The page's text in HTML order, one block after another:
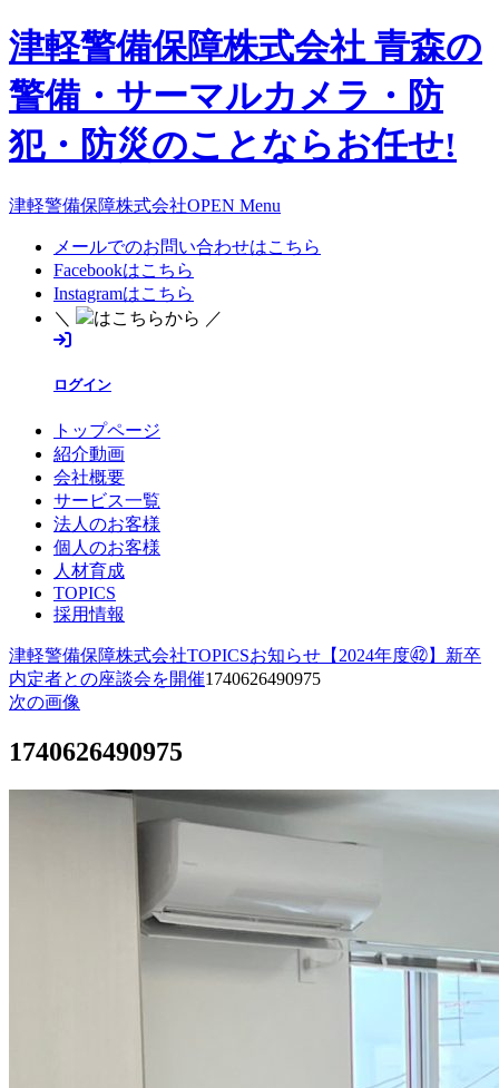
津軽警備保障株式会社 青森の
警備・サーマルカメラ・防
犯・防災のことならお任せ!
津軽警備保障株式会社OPEN Menu
メールでのお問い合わせはこちら
Facebookはこちら
Instagramはこちら
＼
はこちらから ／
ログイン
トップページ
紹介動画
会社概要
サービス一覧
法人のお客様
個人のお客様
人材育成
TOPICS
採用情報
津軽警備保障株式会社TOPICSお知らせ 【2024年度㊷】新卒
内定者との座談会を開催1740626490975
次の画像
1740626490975